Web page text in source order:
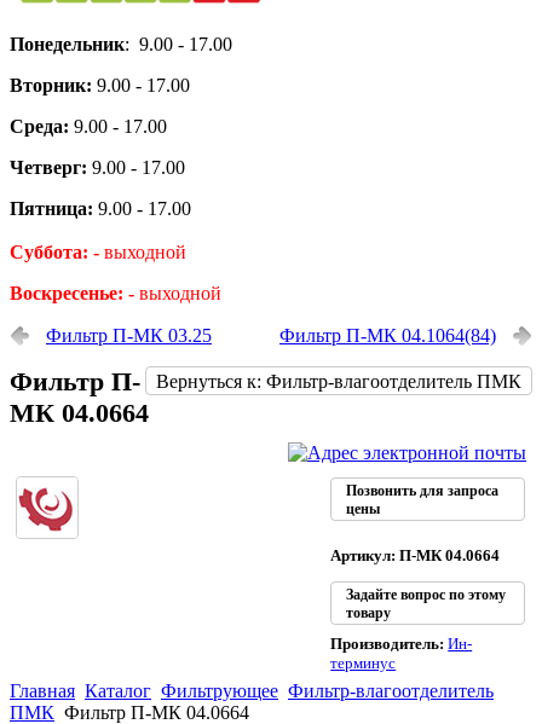
Понедельник: 9.00 - 17.00
Вторник: 9.00 - 17.00
Среда: 9.00 - 17.00
Четверг: 9.00 - 17.00
Пятница: 9.00 - 17.00
Суббота: - выходной
Воскресенье: - выходной
Фильтр П-МК 03.25 Фильтр П-МК 04.1064(84)
Вернуться к: Фильтр-влагоотделитель ПМК
Фильтр П-
МК 04.0664
Позвонить для запроса
цены
Артикул: П-МК 04.0664
Задайте вопрос по этому
товару
Производитель:Ин-
терминус
Главная Каталог Фильтрующее Фильтр-влагоотделитель
ПМК Фильтр П-МК 04.0664